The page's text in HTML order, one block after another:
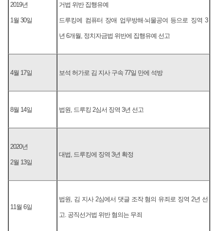
2019년
1월 30일
거법 위반 집행유예
드루킹에 컴퓨터 장애 업무방해·뇌물공여 등으로 징역 3
년 6개월, 정치자금법 위반에 집행유예 선고
4월 17일 보석 허가로 김 지사 구속 77일 만에 석방
8월 14일 법원, 드루킹 2심서 징역 3년 선고
2020년
2월 13일
대법, 드루킹에 징역 3년 확정
11월 6일
법원, 김 지사 2심에서 댓글 조작 혐의 유죄로 징역 2년 선
고. 공직선거법 위반 혐의는 무죄